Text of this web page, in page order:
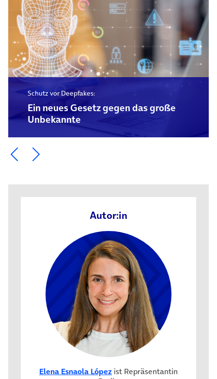
Schutz vor Deepfakes:
Ein neues Gesetz gegen das große
Unbekannte
Ein Element zurück blättern
Ein Element weiter blättern
Autor:in
Elena Esnaola López ist Repräsentantin